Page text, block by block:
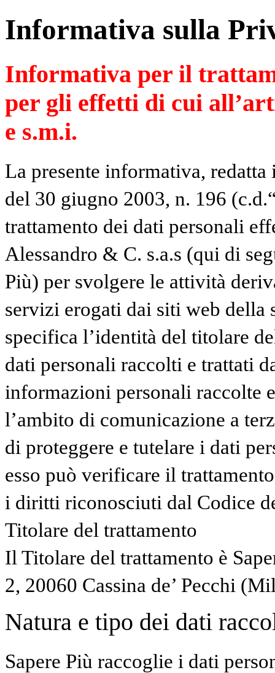
Informativa sulla
Informativa per il
per gli effetti di cui
e s.m.i.
La presente informativa,
del 30 giugno 2003, n. 196
trattamento dei dati personali
Alessandro & C. s.a.s (qui di
Più) per svolgere le attività
servizi erogati dai siti web della
specifica l’identità del titolare
dati personali raccolti e trattati
informazioni personali raccolte
l’ambito di comunicazione a
di proteggere e tutelare i dati
esso può verificare il
i diritti riconosciuti dal Codice
Titolare del trattamento
Il Titolare del trattamento è
2, 20060 Cassina de’ Pecchi
Natura e tipo dei dati
Sapere Più raccoglie i dati